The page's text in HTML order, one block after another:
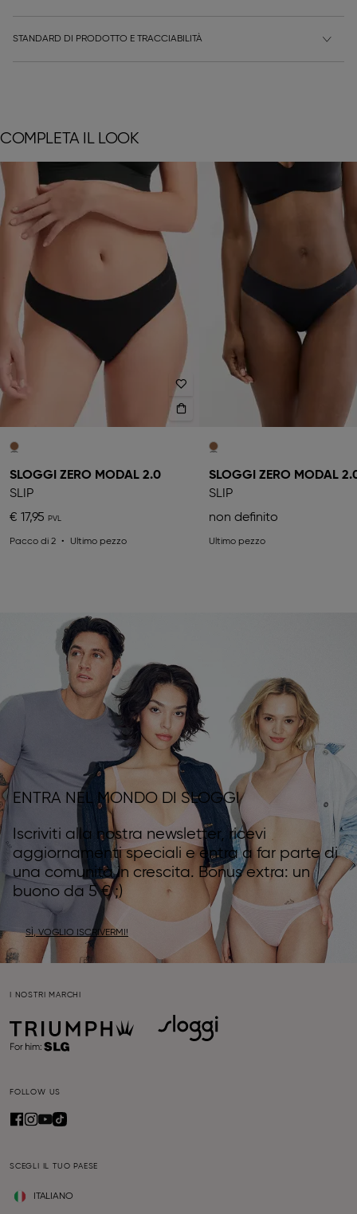
STANDARD DI PRODOTTO E TRACCIABILITÀ
COMPLETA IL LOOK
SLOGGI ZERO MODAL 2.0
SLIP
€ 17,95
Pacco di 2 Ultimo pezzo
SLOGGI ZERO MODAL
SLIP
non definito
Ultimo pezzo
ENTRA NEL MONDO DI SLOGGI
Iscriviti alla nostra newsletter, ricevi
aggiornamenti speciali e entra a far parte di
una comunità in crescita. Bonus extra: un
buono da 5 € ;)
SÌ, VOGLIO ISCRIVERMI!
I NOSTRI MARCHI
FOLLOW US
SCEGLI IL TUO PAESE
ITALIANO